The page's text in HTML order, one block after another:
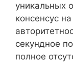
уникальных
консенсус
секундное
полное